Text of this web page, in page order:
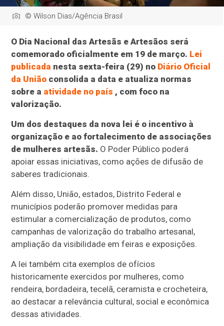
© Wilson Dias/Agência Brasil
O Dia Nacional das Artesãs e Artesãos será
comemorado oficialmente em 19 de março. Lei
publicada nesta sexta-feira (29) no Diário Oficial
da União consolida a data e atualiza normas
sobre a atividade no país , com foco na
valorização.
Um dos destaques da nova lei é o incentivo à
organização e ao fortalecimento de associações
de mulheres artesãs. O Poder Público poderá
apoiar essas iniciativas, como ações de difusão de
saberes tradicionais.
Além disso, União, estados, Distrito Federal e
municípios poderão promover medidas para
estimular a comercialização de produtos, como
campanhas de valorização do trabalho artesanal,
ampliação da visibilidade em feiras e exposições.
A lei também cita exemplos de ofícios
historicamente exercidos por mulheres, como
rendeira, bordadeira, tecelã, ceramista e crocheteira,
ao destacar a relevância cultural, social e econômica
dessas atividades.